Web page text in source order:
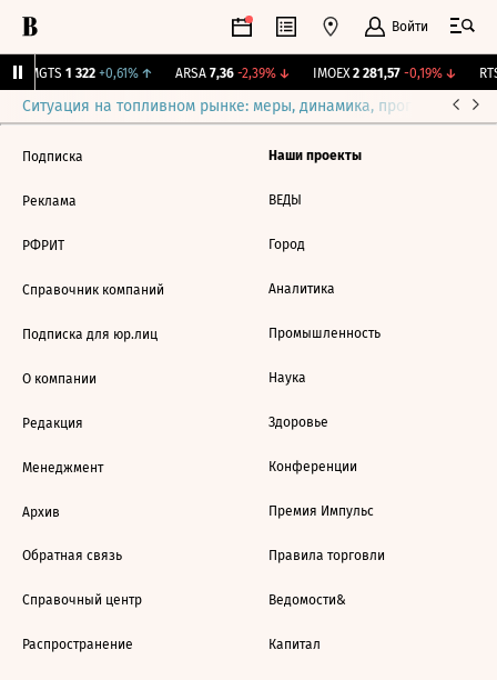
Войти
MGTS 1 322 +0,61%↑ ARSA 7,36 -2,39%↓ IMOEX 2 281,57 -0,19%↓
Ситуация на топливном рынке: меры, динамика, прогнозы
Подписка
Реклама
РФРИТ
Справочник компаний
Подписка для юр.лиц
О компании
Редакция
Менеджмент
Архив
Обратная связь
Справочный центр
Распространение
Наши проекты
ВЕДЫ
Город
Аналитика
Промышленность
Наука
Здоровье
Конференции
Премия Импульс
Правила торговли
Ведомости&
Капитал